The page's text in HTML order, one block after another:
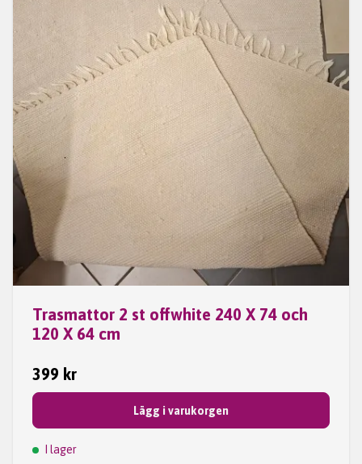
Trasmattor 2 st offwhite 240 X 74 och
120 X 64 cm
399 kr
Lägg i varukorgen
I lager